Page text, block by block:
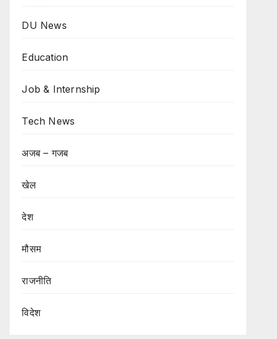
DU News
Education
Job & Internship
Tech News
अजब – गजब
खेल
देश
मौसम
राजनीति
विदेश